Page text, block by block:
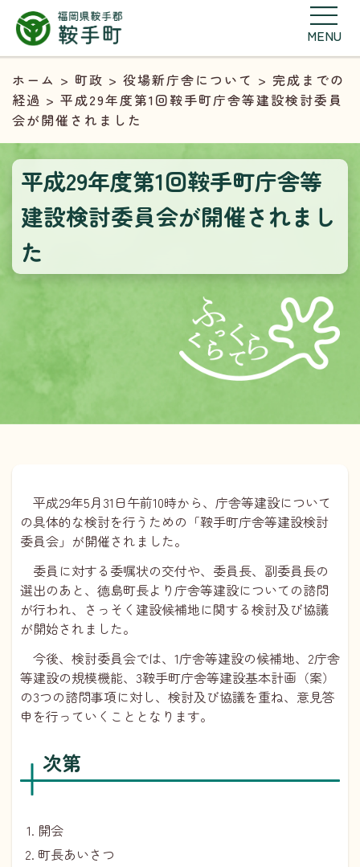
MENU
ホーム > 町政 > 役場新庁舎について > 完成までの
経過 > 平成29年度第1回鞍手町庁舎等建設検討委員
会が開催されました
平成29年度第1回鞍手町庁舎等
建設検討委員会が開催されまし
た
平成29年5月31日午前10時から、庁舎等建設について
の具体的な検討を行うための「鞍手町庁舎等建設検討
委員会」が開催されました。
委員に対する委嘱状の交付や、委員長、副委員長の
選出のあと、德島町長より庁舎等建設についての諮問
が行われ、さっそく建設候補地に関する検討及び協議
が開始されました。
今後、検討委員会では、1庁舎等建設の候補地、2庁舎
等建設の規模機能、3鞍手町庁舎等建設基本計画（案）
の3つの諮問事項に対し、検討及び協議を重ね、意見答
申を行っていくこととなります。
次第
開会
町長あいさつ